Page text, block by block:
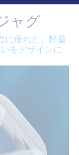
ャグ
に優れた、軽量
をデザインに